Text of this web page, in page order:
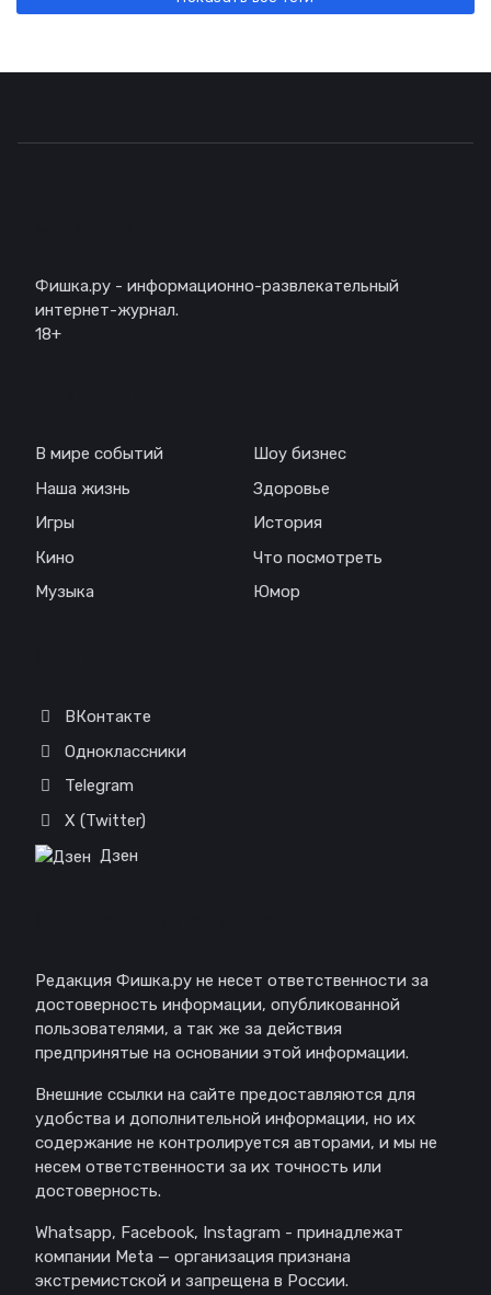
Фишка.ру - информационно-развлекательный
интернет-журнал.
18+
В мире событий
Наша жизнь
Игры
Кино
Музыка
Шоу бизнес
Здоровье
История
Что посмотреть
Юмор
ВКонтакте
Одноклассники
Telegram
X (Twitter)
Дзен
Редакция Фишка.ру не несет ответственности за
достоверность информации, опубликованной
пользователями, а так же за действия
предпринятые на основании этой информации.
Внешние ссылки на сайте предоставляются для
удобства и дополнительной информации, но их
содержание не контролируется авторами, и мы не
несем ответственности за их точность или
достоверность.
Whatsapp, Facebook, Instagram - принадлежат
компании Meta — организация признана
экстремистской и запрещена в России.